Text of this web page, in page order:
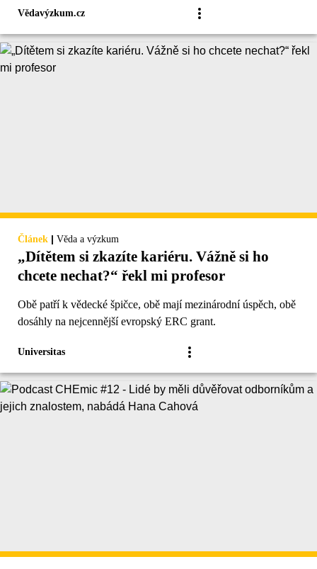
Vědavýzkum.cz
Článek | Věda a výzkum
„Dítětem si zkazíte kariéru. Vážně si ho
chcete nechat?“ řekl mi profesor
Obě patří k vědecké špičce, obě mají mezinárodní úspěch, obě
dosáhly na nejcennější evropský ERC grant.
Universitas